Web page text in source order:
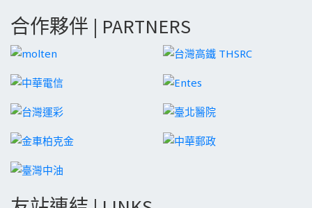
合作夥伴 | PARTNERS